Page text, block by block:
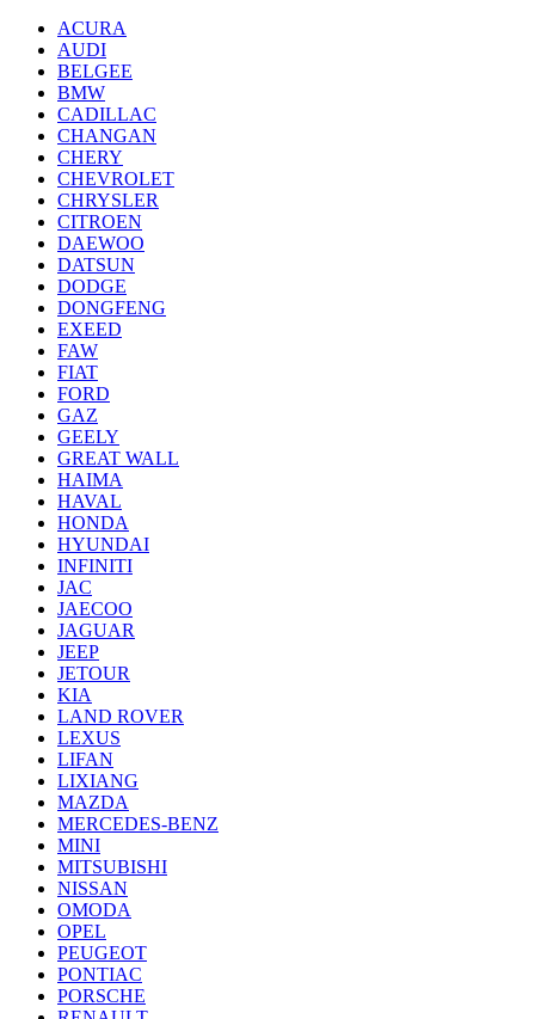
ACURA
AUDI
BELGEE
BMW
CADILLAC
CHANGAN
CHERY
CHEVROLET
CHRYSLER
CITROEN
DAEWOO
DATSUN
DODGE
DONGFENG
EXEED
FAW
FIAT
FORD
GAZ
GEELY
GREAT WALL
HAIMA
HAVAL
HONDA
HYUNDAI
INFINITI
JAC
JAECOO
JAGUAR
JEEP
JETOUR
KIA
LAND ROVER
LEXUS
LIFAN
LIXIANG
MAZDA
MERCEDES-BENZ
MINI
MITSUBISHI
NISSAN
OMODA
OPEL
PEUGEOT
PONTIAC
PORSCHE